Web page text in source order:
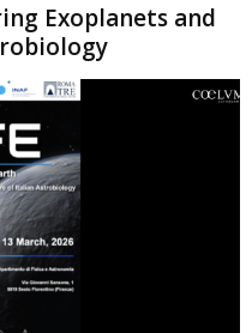
Exoplanets and